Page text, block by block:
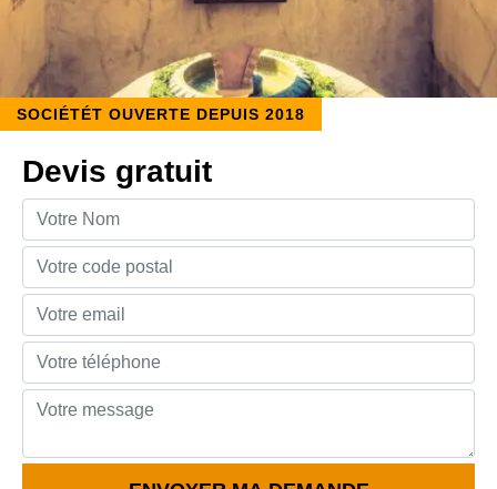
SOCIÉTÉT OUVERTE DEPUIS 2018
Devis gratuit